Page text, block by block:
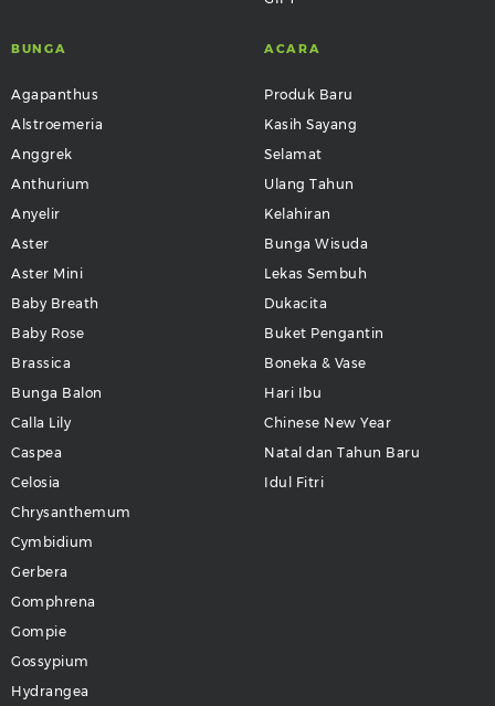
BUNGA
Agapanthus
Alstroemeria
Anggrek
Anthurium
Anyelir
Aster
Aster Mini
Baby Breath
Baby Rose
Brassica
Bunga Balon
Calla Lily
Caspea
Celosia
Chrysanthemum
Cymbidium
Gerbera
Gomphrena
Gompie
Gossypium
Hydrangea
ACARA
Produk Baru
Kasih Sayang
Selamat
Ulang Tahun
Kelahiran
Bunga Wisuda
Lekas Sembuh
Dukacita
Buket Pengantin
Boneka & Vase
Hari Ibu
Chinese New Year
Natal dan Tahun Baru
Idul Fitri